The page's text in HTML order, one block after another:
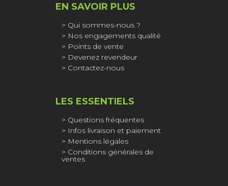
EN SAVOIR PLUS
Qui sommes-nous ?
Nos engagements qualité
Points de vente
Devenez revendeur
Contactez-nous
LES ESSENTIELS
Questions fréquentes
Infos livraison et paiement
Mentions légales
Conditions générales de
ventes